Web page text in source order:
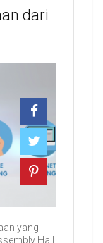
dari
yang
Hall